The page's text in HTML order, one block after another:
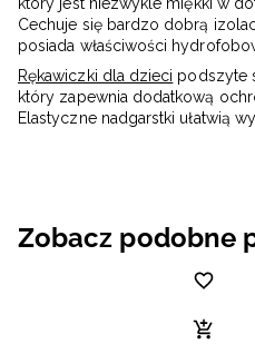
który jest niezwykle miękki w
Cechuje się bardzo dobrą
posiada właściwości
Rękawiczki dla dzieci podszyte
który zapewnia dodatkową
Elastyczne nadgarstki ułatwią
Zobacz podobne